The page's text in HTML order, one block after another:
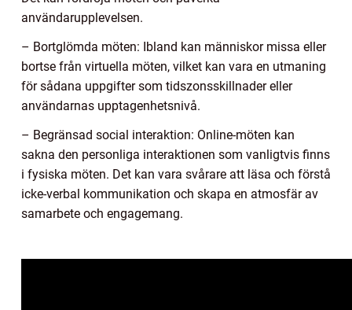
användarupplevelsen.
– Bortglömda möten: Ibland kan människor missa eller
bortse från virtuella möten, vilket kan vara en utmaning
för sådana uppgifter som tidszonsskillnader eller
användarnas upptagenhetsnivå.
– Begränsad social interaktion: Online-möten kan
sakna den personliga interaktionen som vanligtvis finns
i fysiska möten. Det kan vara svårare att läsa och förstå
icke-verbal kommunikation och skapa en atmosfär av
samarbete och engagemang.